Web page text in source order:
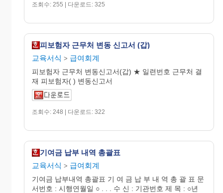
조회수: 255 | 다운로드: 325
피보험자 근무처 변동 신고서 (갑)
교육서식 > 급여회계
피보험자 근무처 변동신고서(갑) ★ 일련번호 근무처 결
재 피보험자( ) 변동신고서
조회수: 248 | 다운로드: 322
기여금 납부 내역 총괄표
교육서식 > 급여회계
기여금 납부내역 총괄표 기 여 금 납 부 내 역 총 괄 표 문
서번호 : 시행연월일 ○ . . . 수 신 : 기관번호 제 목 : ○년